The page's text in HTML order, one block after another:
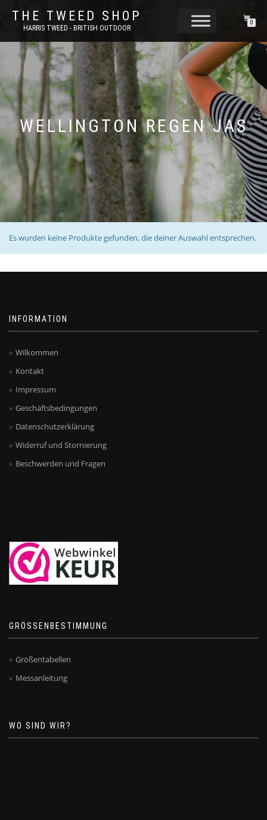
THE TWEED SHOP
HARRIS TWEED - BRITISH OUTDOOR
0
WELLINGTON REGEN JAS
Es wurden keine Produkte gefunden, die deiner Auswahl entsprechen.
INFORMATION
Wilkommen
Kontakt
Impressum
Geschäftsbedingungen
Datenschutzerklärung
Widerruf und Stornierung
Beschwerden und Fragen
GRÖSSENBESTIMMUNG
Größentabellen
Messanleitung
WO SIND WIR?